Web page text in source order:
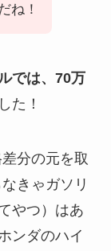
ね！
では、70万
た！
分の元を取
きゃガソリ
やつ）はあ
ンダのハイ